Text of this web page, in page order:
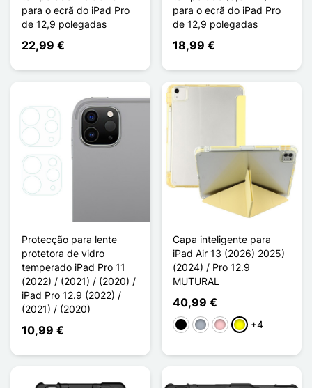
para o ecrã do iPad Pro
de 12,9 polegadas
22,99 €
para o ecrã do iPad Pro
de 12,9 polegadas
18,99 €
Protecção para lente
protetora de vidro
temperado iPad Pro 11
(2022) / (2021) / (2020) /
iPad Pro 12.9 (2022) /
(2021) / (2020)
10,99 €
Capa inteligente para
iPad Air 13 (2026) 2025)
(2024) / Pro 12.9
MUTURAL
40,99 €
PretoCinzento
RosaAmarelo
+4